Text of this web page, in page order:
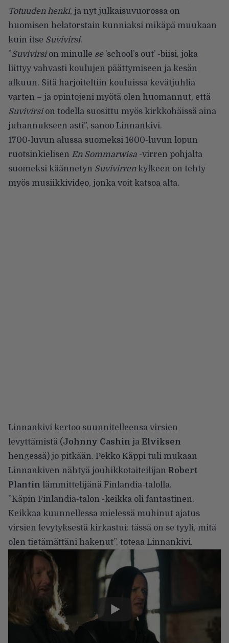
Totuuden henki, ja nyt julkaisuvuorossa on
huomisen helatorstain kunniaksi mikäpä muukaan
kuin itse Suvivirsi.
”Suvivirsion minulle se’school’s out’ -biisi, joka
liittyy vahvasti koulujen päättymiseen ja kesän
alkuun. Sitä harjoiteltiin kouluissa kevätjuhlia
varten – ja opintojeni myötä olen huomannut, että
Suvivirsion todella suosittu myös kirkkohäissä aina
juhannukseen asti”, sanoo Linnankivi.
1700-luvun alussa suomeksi 1600-luvun lopun
ruotsinkielisen En Sommarwisa -virren pohjalta
suomeksi käännetyn Suvivirrenkylkeen on tehty
myös musiikkivideo, jonka voit katsoa alta.
Linnankivi kertoo suunnitelleensa virsien
levyttämistä (Johnny Cashin ja Elviksen
hengessä) jo pitkään. Pekko Käppi tuli mukaan
Linnankiven nähtyä jouhikkotaiteilijan Robert
Plantin
lämmittelijänä Finlandia-talolla.
”Käpin Finlandia-talon -keikka oli fantastinen.
Keikkaa kuunnellessa mielessä muhinut ajatus
virsien levytyksestä kirkastui: tässä on se tyyli, mitä
olen tietämättäni hakenut”, toteaa Linnankivi.